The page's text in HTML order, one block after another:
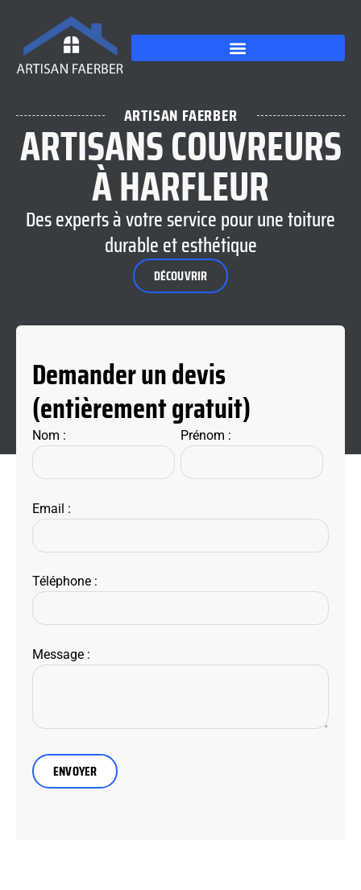
ARTISAN FAERBER
ARTISANS COUVREURS
À HARFLEUR
Des experts à votre service pour une toiture
durable et esthétique
DÉCOUVRIR
Demander un devis
(entièrement gratuit)
Nom : Prénom :
Email :
Téléphone :
Message :